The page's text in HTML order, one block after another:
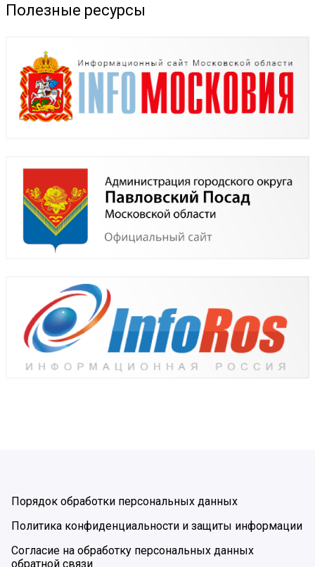
Полезные ресурсы
Порядок обработки персональных данных
Политика конфиденциальности и защиты информации
Согласие на обработку персональных данных
обратной связи